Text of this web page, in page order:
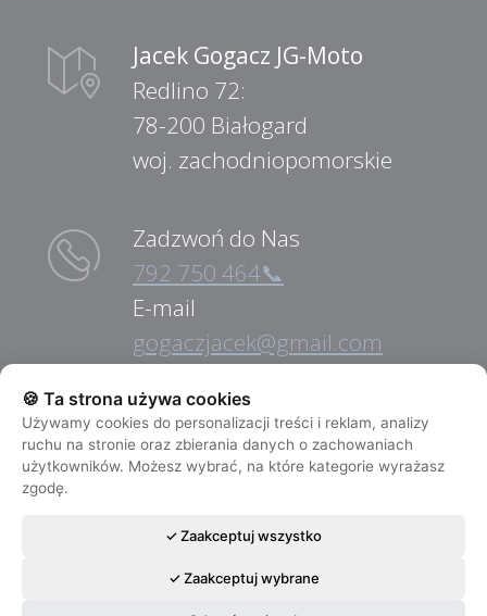
Jacek Gogacz JG-Moto
Redlino 72:
78-200 Białogard
woj. zachodniopomorskie
Zadzwoń do Nas
792 750 464📞
E-mail
gogaczjacek@gmail.com
Pomoc Drogowa
792 750 464📞
6721697968
🍪 Ta strona używa cookies
Używamy cookies do personalizacji treści i reklam, analizy
ruchu na stronie oraz zbierania danych o zachowaniach
użytkowników. Możesz wybrać, na które kategorie wyrażasz
zgodę.
✓ Zaakceptuj wszystko
✓ Zaakceptuj wybrane